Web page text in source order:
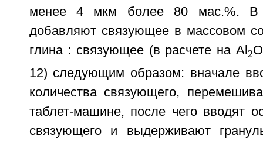
менее 4 мкм более 80 мас.%. В
добавляют связующее в массовом
глина : связующее (в расчете на Al 2O
12) следующим образом: вначале
количества связующего,
таблет-машине, после чего вводят
связующего и выдерживают